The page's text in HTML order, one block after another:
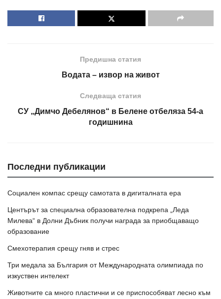
Предишна статия
Водата – извор на живот
Следваща статия
СУ „Димчо Дебелянов“ в Белене отбеляза 54-а
годишнина
Последни публикации
Социален компас срещу самотата в дигиталната ера
Центърът за специална образователна подкрепа „Леда
Милева“ в Долни Дъбник получи награда за приобщаващо
образование
Смехотерапия срещу гняв и стрес
Три медала за България от Международната олимпиада по
изкуствен интелект
Животните са много пластични и се приспособяват лесно към